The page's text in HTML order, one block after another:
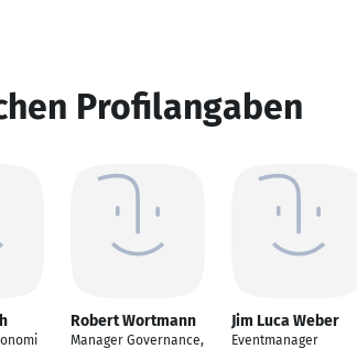
Profilangaben
Robert Wortmann
Manager Governance,
Jim Luca Weber
Eventmanager